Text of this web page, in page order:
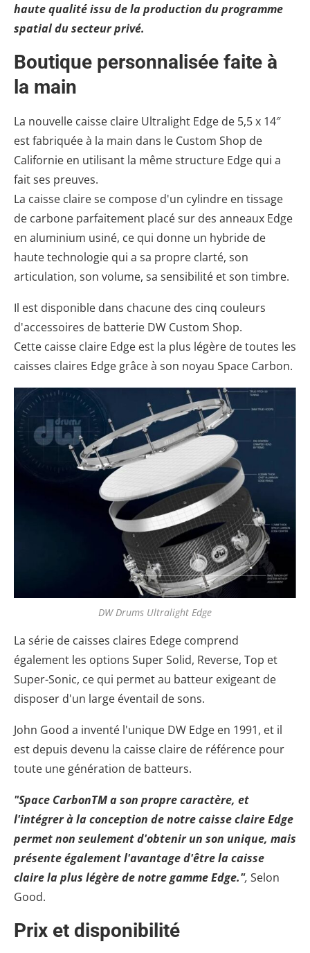
haute qualité issu de la production du programme
spatial du secteur privé.
Boutique personnalisée faite à
la main
La nouvelle caisse claire Ultralight Edge de 5,5 x 14″
est fabriquée à la main dans le Custom Shop de
Californie en utilisant la même structure Edge qui a
fait ses preuves.
La caisse claire se compose d'un cylindre en tissage
de carbone parfaitement placé sur des anneaux Edge
en aluminium usiné, ce qui donne un hybride de
haute technologie qui a sa propre clarté, son
articulation, son volume, sa sensibilité et son timbre.
Il est disponible dans chacune des cinq couleurs
d'accessoires de batterie DW Custom Shop.
Cette caisse claire Edge est la plus légère de toutes les
caisses claires Edge grâce à son noyau Space Carbon.
DW Drums Ultralight Edge
La série de caisses claires Edege comprend
également les options Super Solid, Reverse, Top et
Super-Sonic, ce qui permet au batteur exigeant de
disposer d'un large éventail de sons.
John Good a inventé l'unique DW Edge en 1991, et il
est depuis devenu la caisse claire de référence pour
toute une génération de batteurs.
"Space CarbonTM a son propre caractère, et
l'intégrer à la conception de notre caisse claire Edge
permet non seulement d'obtenir un son unique, mais
présente également l'avantage d'être la caisse
claire la plus légère de notre gamme Edge.", Selon
Good.
Prix et disponibilité